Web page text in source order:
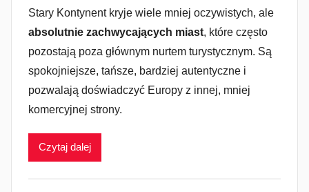
Stary Kontynent kryje wiele mniej oczywistych, ale
absolutnie zachwycających miast, które często
pozostają poza głównym nurtem turystycznym. Są
spokojniejsze, tańsze, bardziej autentyczne i
pozwalają doświadczyć Europy z innej, mniej
komercyjnej strony.
Czytaj dalej